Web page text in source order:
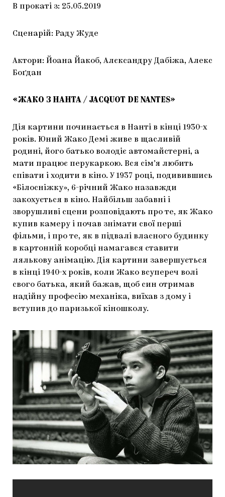
В прокаті з: 25.05.2019
Сценарій: Раду Жуде
Актори: Йоана Йакоб, Алєксандру Дабіжа, Алекс
Боґдан
«ЖАКО З НАНТА / JACQUOT DE NANTES»
Дія картини починається в Нанті в кінці 1930-х
років. Юний Жако Демі живе в щасливій
родині, його батько володіє автомайстерні, а
мати працює перукаркою. Вся сім’я любить
співати і ходити в кіно. У 1937 році, подивившись
«Білосніжку», 6-річний Жако назавжди
закохується в кіно. Найбільш забавні і
зворушливі сцени розповідають про те, як Жако
купив камеру і почав знімати свої перші
фільми, і про те, як в підвалі власного будинку
в картонній коробці намагався ставити
лялькову анімацію. Дія картини завершується
в кінці 1940-х років, коли Жако всупереч волі
свого батька, який бажав, щоб син отримав
надійну професію механіка, виїхав з дому і
вступив до паризької кіношколу.